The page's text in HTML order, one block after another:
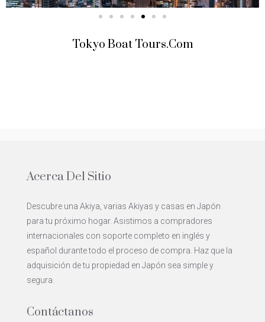
Tokyo Boat Tours.com
Acerca Del Sitio
Descubre una Akiya, varias Akiyas y casas en Japón
para tu próximo hogar. Asistimos a compradores
internacionales con soporte completo en inglés y
español durante todo el proceso de compra. Haz que la
adquisición de tu propiedad en Japón sea simple y
segura.
Contáctanos